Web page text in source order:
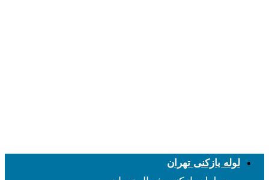
لوله بازکنی تهران